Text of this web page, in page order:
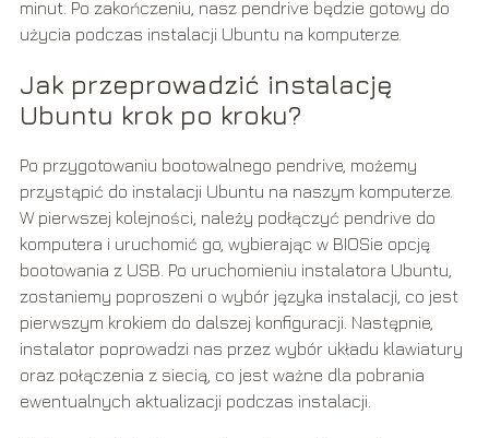
minut. Po zakończeniu, nasz pendrive będzie gotowy do
użycia podczas instalacji Ubuntu na komputerze.
Jak przeprowadzić instalację
Ubuntu krok po kroku?
Po przygotowaniu bootowalnego pendrive, możemy
przystąpić do instalacji Ubuntu na naszym komputerze.
W pierwszej kolejności, należy podłączyć pendrive do
komputera i uruchomić go, wybierając w BIOSie opcję
bootowania z USB. Po uruchomieniu instalatora Ubuntu,
zostaniemy poproszeni o wybór języka instalacji, co jest
pierwszym krokiem do dalszej konfiguracji. Następnie,
instalator poprowadzi nas przez wybór układu klawiatury
oraz połączenia z siecią, co jest ważne dla pobrania
ewentualnych aktualizacji podczas instalacji.